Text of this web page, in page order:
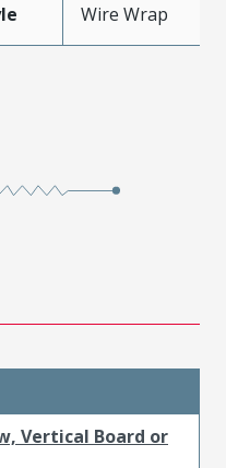
Wire Wrap
Vertical Board or